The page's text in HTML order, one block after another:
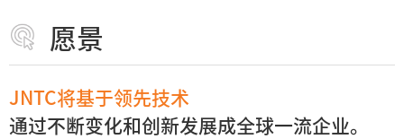
愿景
JNTC将基于领先技术
通过不断变化和创新发展成全球一流企业。